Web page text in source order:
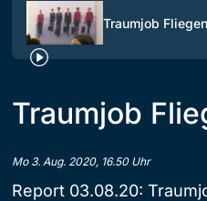
Traumjob
Traumjob
Mo 3. Aug. 2020, 16.50 Uhr
Report 03.08.20: